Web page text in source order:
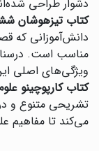
دشوار طراحی
کتاب تیزهوشان
دانش‌آموزانی که
مناسب است.
ویژگی‌های اصلی
کتاب کارپوچینو
تشریحی متنوع و
می‌کند تا مفاهیم